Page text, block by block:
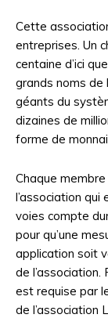
Cette
entreprises. Un
centaine d’ici
grands noms de
géants du
dizaines de
forme de
Chaque
l’association qui
voies compte
pour qu’une
application soit
de l’association.
est requise par
de l’association